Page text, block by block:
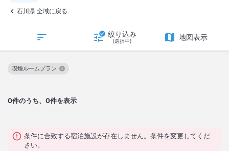
石川県 全域に戻る
絞り込み
(選択中) 地図表示
0件のうち、0件を表示
喫煙ルームプラン
この絞り込み条件を解除
条件に合致する宿泊施設が存在しません。条件を変更してくだ
さい。